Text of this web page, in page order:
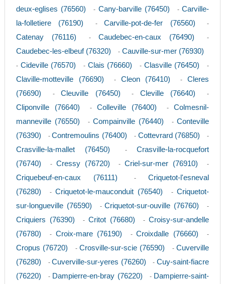
deux-eglises (76560)
- Cany-barville (76450) -Carville-
la-folletiere (76190)
-Carville-pot-de-fer (76560) -
Catenay (76116) - Caudebec-en-caux (76490) -
Caudebec-les-elbeuf (76320) - Cauville-sur-mer (76930)
- Cideville (76570) - Clais (76660) - Clasville (76450) -
Claville-motteville (76690) - Cleon (76410) -Cleres
(76690)
-Cleuville (76450) - Cleville (76640) -
Cliponville (76640) - Colleville (76400) -Colmesnil-
manneville (76550)
- Compainville (76440) -Conteville
(76390)
-Contremoulins (76400) - Cottevrard (76850) -
Crasville-la-mallet (76450) -Crasville-la-rocquefort
(76740)
- Cressy (76720) -Criel-sur-mer (76910) -
Criquebeuf-en-caux (76111) -Criquetot-l'esneval
(76280)
- Criquetot-le-mauconduit (76540) -Criquetot-
sur-longueville (76590)
-Criquetot-sur-ouville (76760) -
Criquiers (76390) - Critot (76680) -Croisy-sur-andelle
(76780)
- Croix-mare (76190) -Croixdalle (76660) -
Cropus (76720) -Crosville-sur-scie (76590) -Cuverville
(76280)
-Cuverville-sur-yeres (76260) -Cuy-saint-fiacre
(76220)
- Dampierre-en-bray (76220) - Dampierre-saint-